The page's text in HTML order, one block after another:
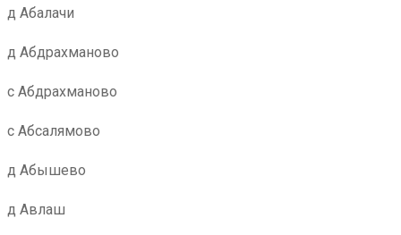
д Абалачи
д Абдрахманово
с Абдрахманово
с Абсалямово
д Абышево
д Авлаш